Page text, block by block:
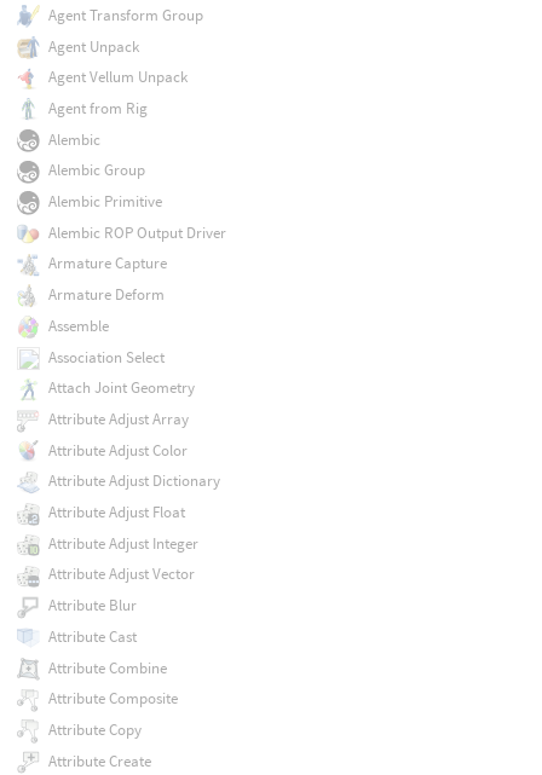
Agent Transform Group
Agent Unpack
Agent Vellum Unpack
Agent from Rig
Alembic
Alembic Group
Alembic Primitive
Alembic ROP Output Driver
Armature Capture
Armature Deform
Assemble
Association Select
Attach Joint Geometry
Attribute Adjust Array
Attribute Adjust Color
Attribute Adjust Dictionary
Attribute Adjust Float
Attribute Adjust Integer
Attribute Adjust Vector
Attribute Blur
Attribute Cast
Attribute Combine
Attribute Composite
Attribute Copy
Attribute Create